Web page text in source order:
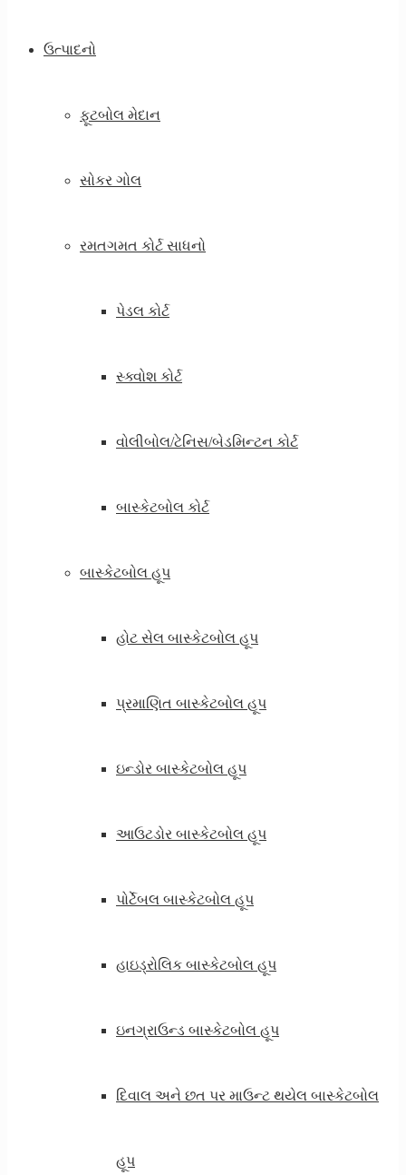
ઉત્પાદનો
ફૂટબોલ મેદાન
સોકર ગોલ
રમતગમત કોર્ટ સાધનો
પેડલ કોર્ટ
સ્ક્વોશ કોર્ટ
વોલીબોલ/ટેનિસ/બેડમિન્ટન કોર્ટ
બાસ્કેટબોલ કોર્ટ
બાસ્કેટબોલ હૂપ
હોટ સેલ બાસ્કેટબોલ હૂપ
પ્રમાણિત બાસ્કેટબોલ હૂપ
ઇન્ડોર બાસ્કેટબોલ હૂપ
આઉટડોર બાસ્કેટબોલ હૂપ
પોર્ટેબલ બાસ્કેટબોલ હૂપ
હાઇડ્રોલિક બાસ્કેટબોલ હૂપ
ઇનગ્રાઉન્ડ બાસ્કેટબોલ હૂપ
દિવાલ અને છત પર માઉન્ટ થયેલ બાસ્કેટબોલ
હૂપ